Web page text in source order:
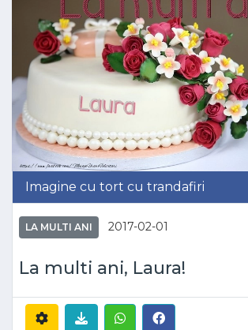
Imagine cu tort cu trandafiri
LA MULTI ANI 2017-02-01
La multi ani, Laura!